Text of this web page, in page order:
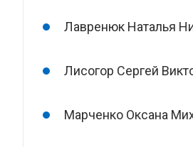
Лавренюк Наталья
Лисогор Сергей
Марченко Оксана